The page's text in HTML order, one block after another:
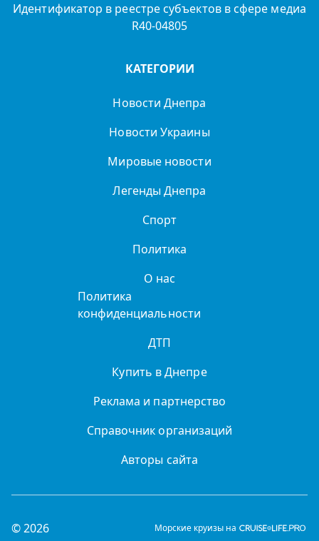
Идентификатор в реестре субъектов в сфере медиа
R40-04805
КАТЕГОРИИ
Новости Днепра
Новости Украины
Мировые новости
Легенды Днепра
Спорт
Политика
О нас
Политика
конфиденциальности
ДТП
Купить в Днепре
Реклама и партнерство
Справочник организаций
Авторы сайта
© 2026 Морские круизы на